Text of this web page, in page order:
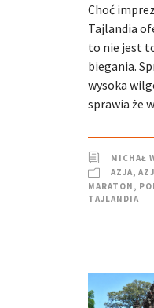
Choć
Tajlandia
to nie jest
biegania.
wysoka
sprawia że
MICHAŁ
AZJA,
MARATON ,
TAJLANDIA